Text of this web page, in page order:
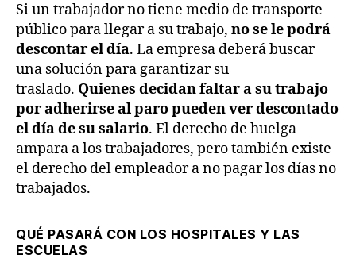
Si un trabajador no tiene medio de transporte
público para llegar a su trabajo, no se le podrá
descontar el día. La empresa deberá buscar
una solución para garantizar su
traslado. Quienes decidan faltar a su trabajo
por adherirse al paro pueden ver descontado
el día de su salario. El derecho de huelga
ampara a los trabajadores, pero también existe
el derecho del empleador a no pagar los días no
trabajados.
QUÉ PASARÁ CON LOS HOSPITALES Y LAS
ESCUELAS